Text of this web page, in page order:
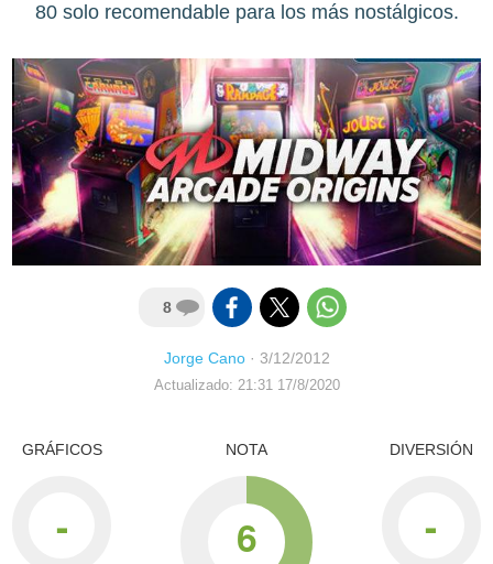
80 solo recomendable para los más nostálgicos.
8
Jorge Cano· 3/12/2012
Actualizado: 21:31 17/8/2020
GRÁFICOS
-
NOTA
6
DIVERSIÓN
-